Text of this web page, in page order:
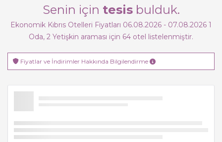
Otel Ara
Senin için tesisbulduk.
Ekonomik Kıbrıs Otelleri Fiyatları 06.08.2026 - 07.08.2026 1
Oda, 2 Yetişkin araması için 64 otel listelenmiştir.
Fiyatlar ve İndirimler Hakkında Bilgilendirme